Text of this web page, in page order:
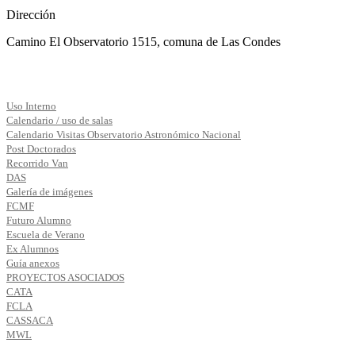
Dirección
Camino El Observatorio 1515, comuna de Las Condes
Uso Interno
Calendario / uso de salas
Calendario Visitas Observatorio Astronómico Nacional
Post Doctorados
Recorrido Van
DAS
Galería de imágenes
FCMF
Futuro Alumno
Escuela de Verano
Ex Alumnos
Guía anexos
PROYECTOS ASOCIADOS
CATA
FCLA
CASSACA
MWL